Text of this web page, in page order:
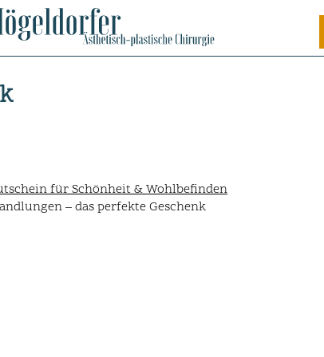
für Schönheit & Wohlbefinden
– das perfekte Geschenk